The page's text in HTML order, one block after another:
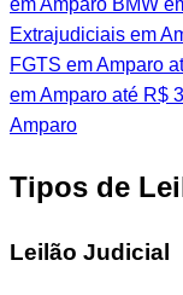
em Amparo BMW
Extrajudiciais em
FGTS em Amparo
em Amparo até R$
Amparo
Tipos de
Leilão Judicial